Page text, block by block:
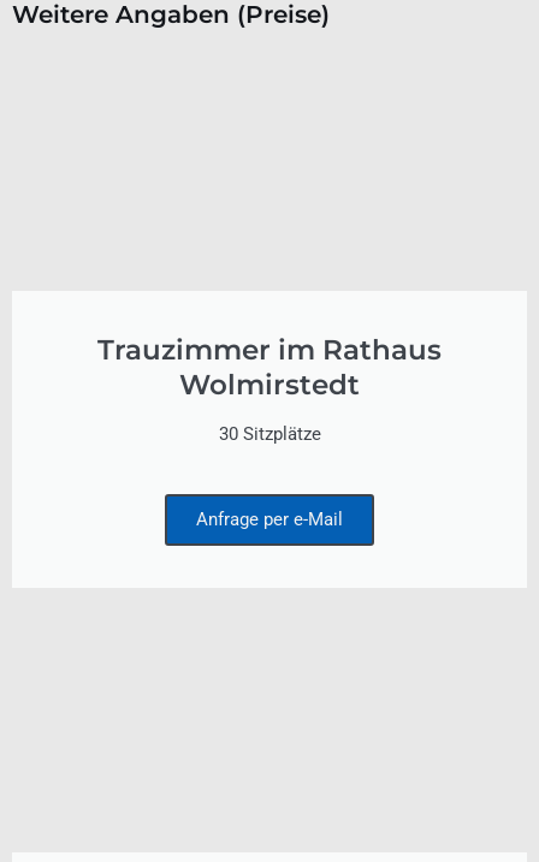
Weitere Angaben (Preise)
Trauzimmer im Rathaus
Wolmirstedt
30 Sitzplätze
Anfrage per e-Mail